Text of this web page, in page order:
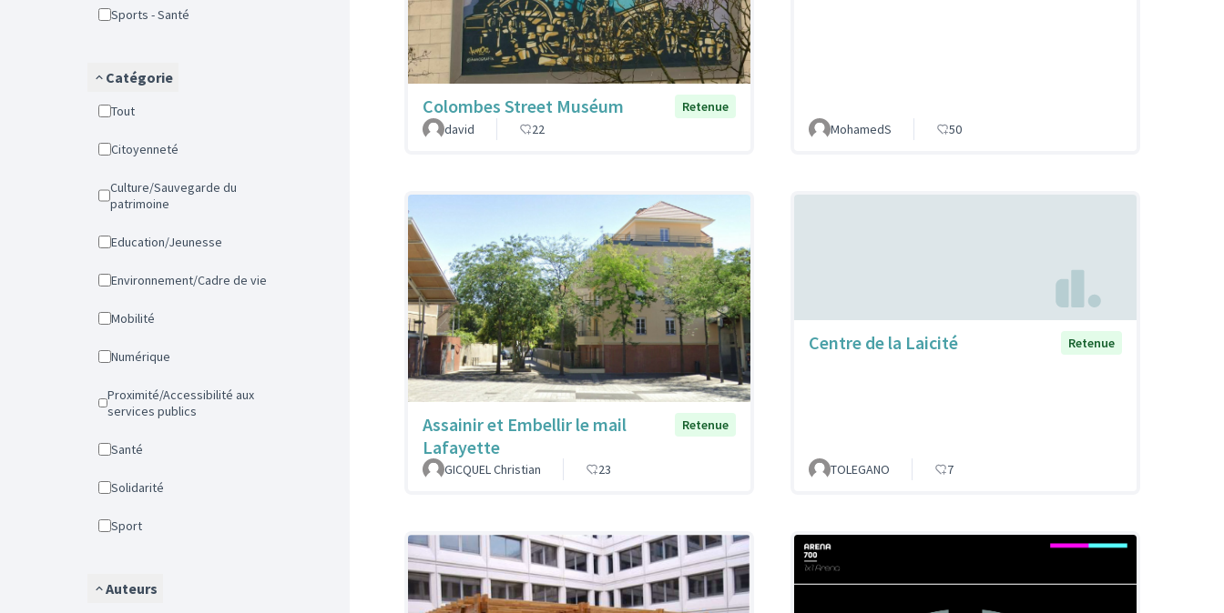
Sports - Santé
Catégorie
Tout
Citoyenneté
Culture/Sauvegarde du
patrimoine
Education/Jeunesse
Environnement/Cadre de vie
Mobilité
Numérique
Proximité/Accessibilité aux
services publics
Santé
Solidarité
Sport
Auteurs
Colombes Street Muséum
Retenue
david
22 MohamedS 50
Assainir et Embellir le mail
Lafayette
Retenue
GICQUEL Christian 23
Centre de la Laicité Retenue
TOLEGANO 7